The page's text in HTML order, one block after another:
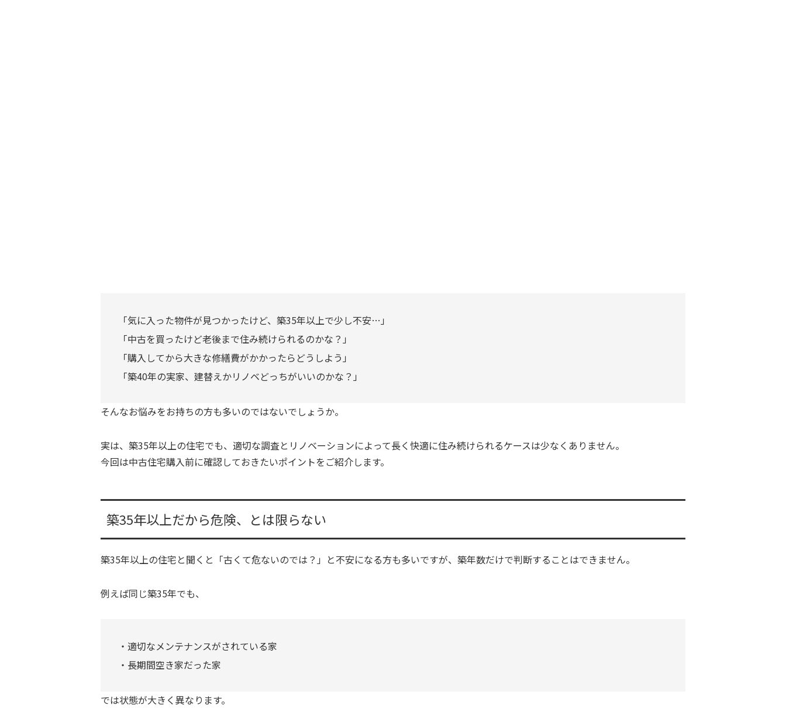
「気に入った物件が見つかったけど、築35年以上で少し不安…」
「中古を買ったけど老後まで住み続けられるのかな？」
「購入してから大きな修繕費がかかったらどうしよう」
「築40年の実家、建替えかリノベどっちがいいのかな？」
そんなお悩みをお持ちの方も多いのではないでしょうか。
実は、築35年以上の住宅でも、適切な調査とリノベーションによって長く快適に住み続けられるケースは少なくありません。
今回は中古住宅購入前に確認しておきたいポイントをご紹介します。
築35年以上だから危険、とは限らない
築35年以上の住宅と聞くと「古くて危ないのでは？」と不安になる方も多いですが、築年数だけで判断することはできません。
例えば同じ築35年でも、
・適切なメンテナンスがされている家
・長期間空き家だった家
では状態が大きく異なります。